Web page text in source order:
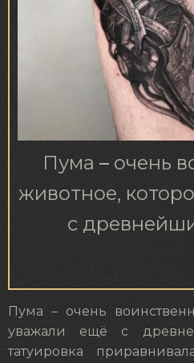
Пума – очень
животное,
с
Пума – очень
уважали ещё с
татуировка